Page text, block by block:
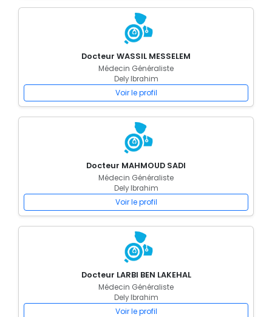
Docteur WASSIL MESSELEM
Médecin Généraliste
Dely Ibrahim
Voir le profil
Docteur MAHMOUD SADI
Médecin Généraliste
Dely Ibrahim
Voir le profil
Docteur LARBI BEN LAKEHAL
Médecin Généraliste
Dely Ibrahim
Voir le profil